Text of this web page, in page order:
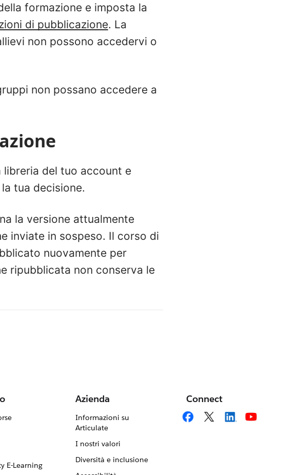
formazione e imposta la
di pubblicazione. La
non possono accedervi o
non possano accedere a
libreria del tuo account e
tua decisione.
la versione attualmente
inviate in sospeso. Il corso di
nuovamente per
ripubblicata non conserva le
E-Learning
Azienda
Informazioni su
Articulate
I nostri valori
Diversità e inclusione
Connect